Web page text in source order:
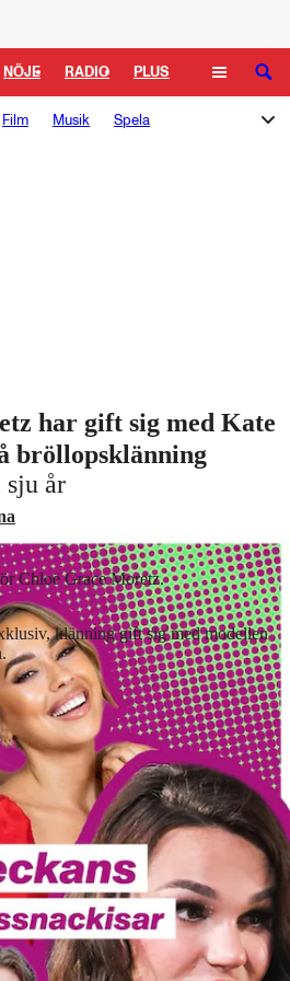
NÖJE RADIO PLUS
LEDARE
SÖK
Film Musik Spela
har gift sig med Kate
bröllopsklänning
år
Chloë Grace Moretz.
klänning gift sig med modellen